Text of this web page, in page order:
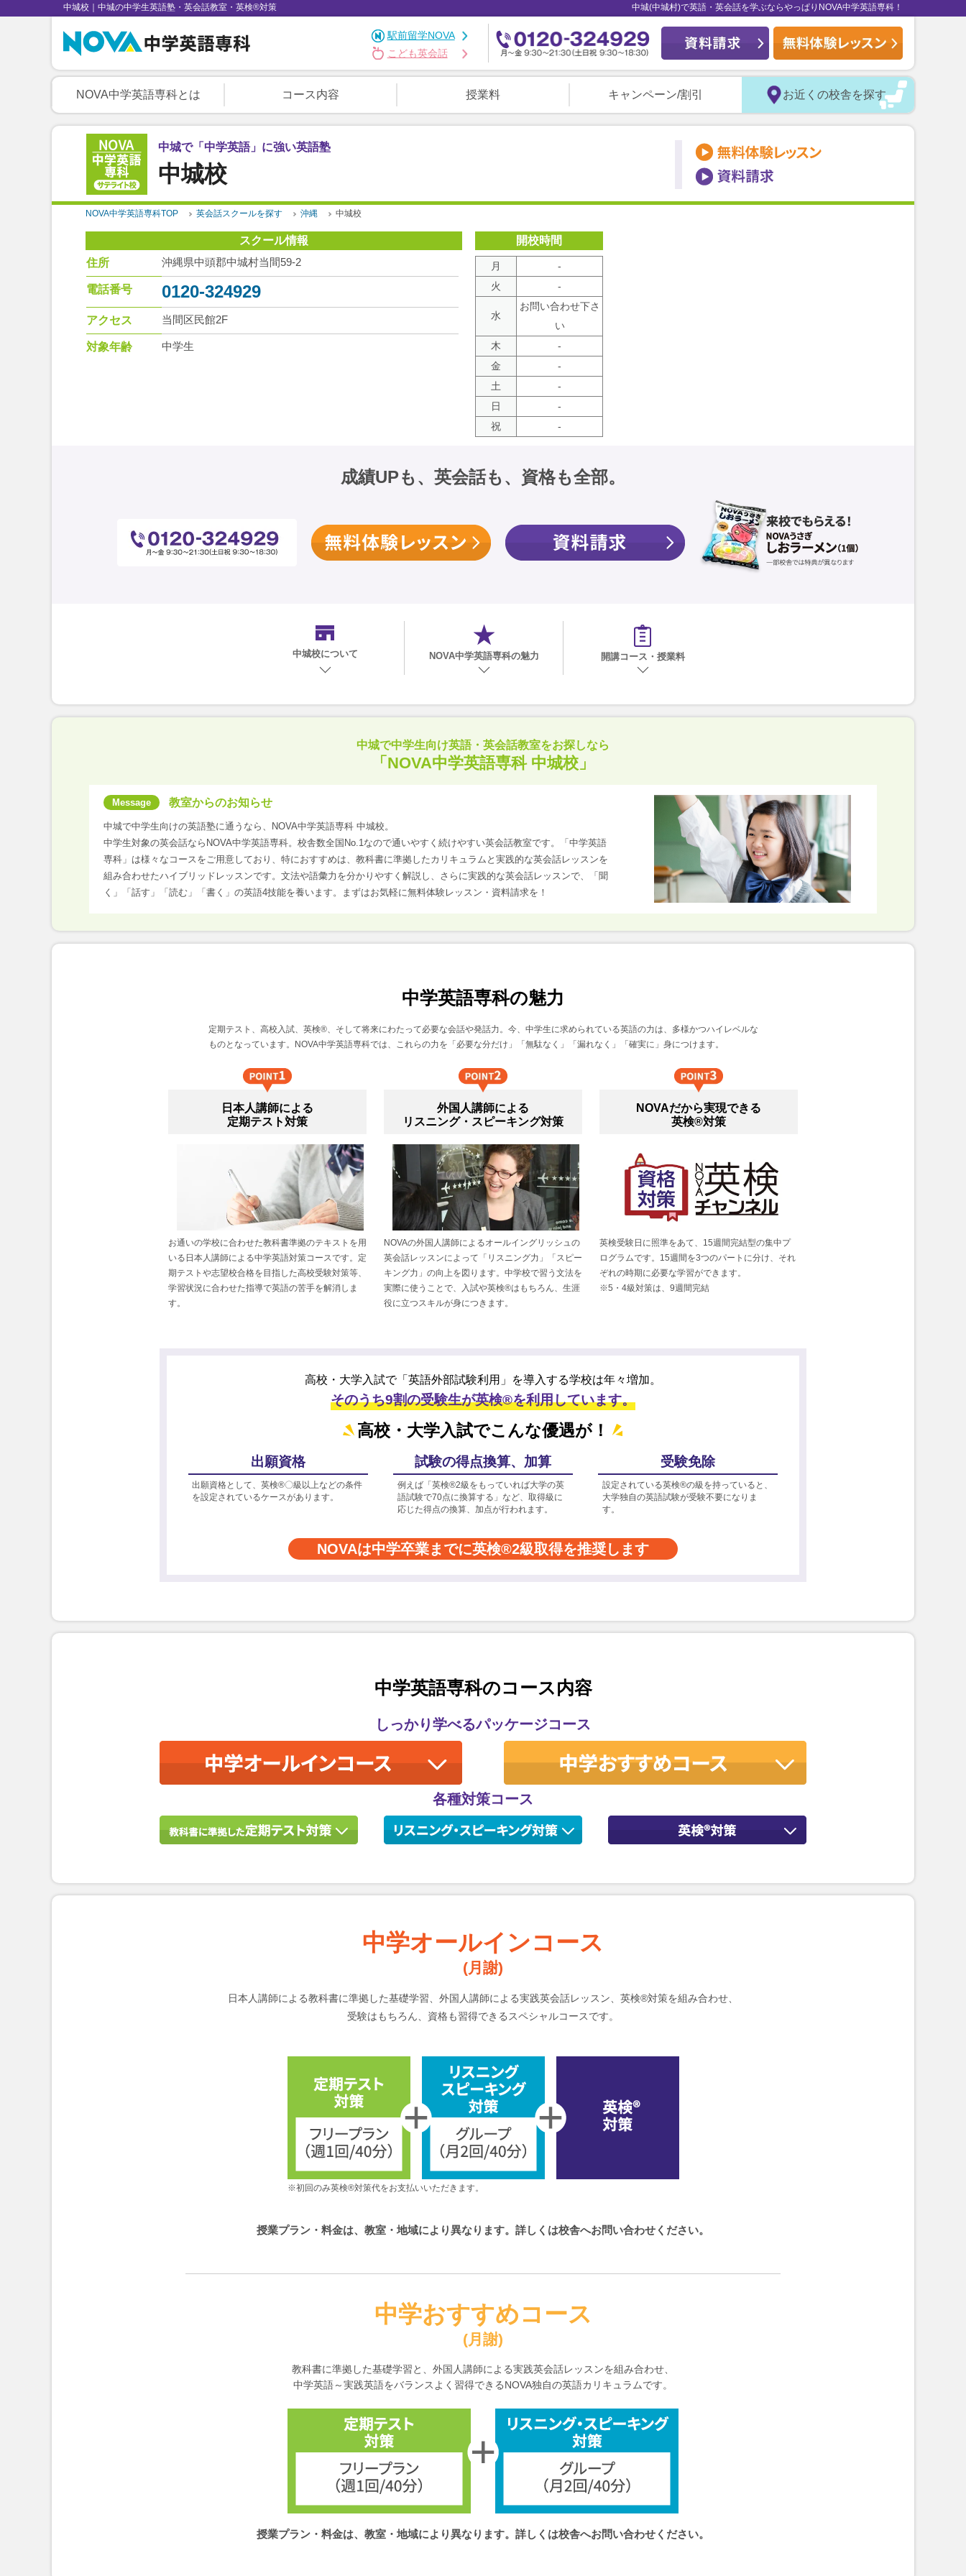
中城校｜中城の中学生英語塾・英会話教室・英検®対策 中城(中城村)で英語・英会話を学ぶならやっぱりNOVA中学英語専科！
駅前留学NOVA
こども英会話
NOVA中学英語専科とは コース内容 授業料 キャンペーン/割引 お近くの校舎を探す
中城校
中城で「中学英語」に強い英語塾
NOVA中学英語専科TOP 英会話スクールを探す 沖縄 中城校
スクール情報
住所
沖縄県中頭郡中城村当間59-2
電話番号 0120-324929
アクセス 当間区民館2F
対象年齢 中学生
開校時間
月
-
火
-
水
お問い合わせ下さ
い
木
-
金
-
土
-
日
-
祝
-
成績UPも、英会話も、資格も全部。
中城校について NOVA中学英語専科の魅力 開講コース・授業料
中城で中学生向け英語・英会話教室をお探しなら
「NOVA中学英語専科 中城校」
教室からのお知らせ
中城で中学生向けの英語塾に通うなら、NOVA中学英語専科 中城校。
中学生対象の英会話ならNOVA中学英語専科。校舎数全国No.1なので通いやすく続けやすい英会話教室です。「中学英語
専科」は様々なコースをご用意しており、特におすすめは、教科書に準拠したカリキュラムと実践的な英会話レッスンを
組み合わせたハイブリッドレッスンです。文法や語彙力を分かりやすく解説し、さらに実践的な英会話レッスンで、「聞
く」「話す」「読む」「書く」の英語4技能を養います。まずはお気軽に無料体験レッスン・資料請求を！
中学英語専科の魅力
定期テスト、高校入試、英検®、そして将来にわたって必要な会話や発話力。今、中学生に求められている英語の力は、多様かつハイレベルな
ものとなっています。NOVA中学英語専科では、これらの力を「必要な分だけ」「無駄なく」「漏れなく」「確実に」身につけます。
日本人講師による
定期テスト対策
お通いの学校に合わせた教科書準拠のテキストを用
いる日本人講師による中学英語対策コースです。定
期テストや志望校合格を目指した高校受験対策等、
学習状況に合わせた指導で英語の苦手を解消しま
す。
外国人講師による
リスニング・スピーキング対策
NOVAの外国人講師によるオールイングリッシュの
英会話レッスンによって「リスニング力」「スピー
キング力」の向上を図ります。中学校で習う文法を
実際に使うことで、入試や英検®はもちろん、生涯
役に立つスキルが身につきます。
NOVAだから実現できる
英検®対策
英検受験日に照準をあて、15週間完結型の集中プ
ログラムです。15週間を3つのパートに分け、それ
ぞれの時期に必要な学習ができます。
※5・4級対策は、9週間完結
高校・大学入試で「英語外部試験利用」を導入する学校は年々増加。
そのうち9割の受験生が英検®を利用しています。
高校・大学入試でこんな優遇が！
出願資格
出願資格として、英検®〇級以上などの条件
を設定されているケースがあります。
試験の得点換算、加算
例えば「英検®2級をもっていれば大学の英
語試験で70点に換算する」など、取得級に
応じた得点の換算、加点が行われます。
受験免除
設定されている英検®の級を持っていると、
大学独自の英語試験が受験不要になりま
す。
NOVAは中学卒業までに英検®2級取得を推奨します
中学英語専科のコース内容
しっかり学べるパッケージコース
各種対策コース
中学オールインコース
(月謝)
日本人講師による教科書に準拠した基礎学習、外国人講師による実践英会話レッスン、英検®対策を組み合わせ、
受験はもちろん、資格も習得できるスペシャルコースです。
※初回のみ英検®対策代をお支払いいただきます。
授業プラン・料金は、教室・地域により異なります。 詳しくは校舎へお問い合わせください。
中学おすすめコース
(月謝)
教科書に準拠した基礎学習と、外国人講師による実践英会話レッスンを組み合わせ、
中学英語～実践英語をバランスよく習得できるNOVA独自の英語カリキュラムです。
授業プラン・料金は、教室・地域により異なります。 詳しくは校舎へお問い合わせください。